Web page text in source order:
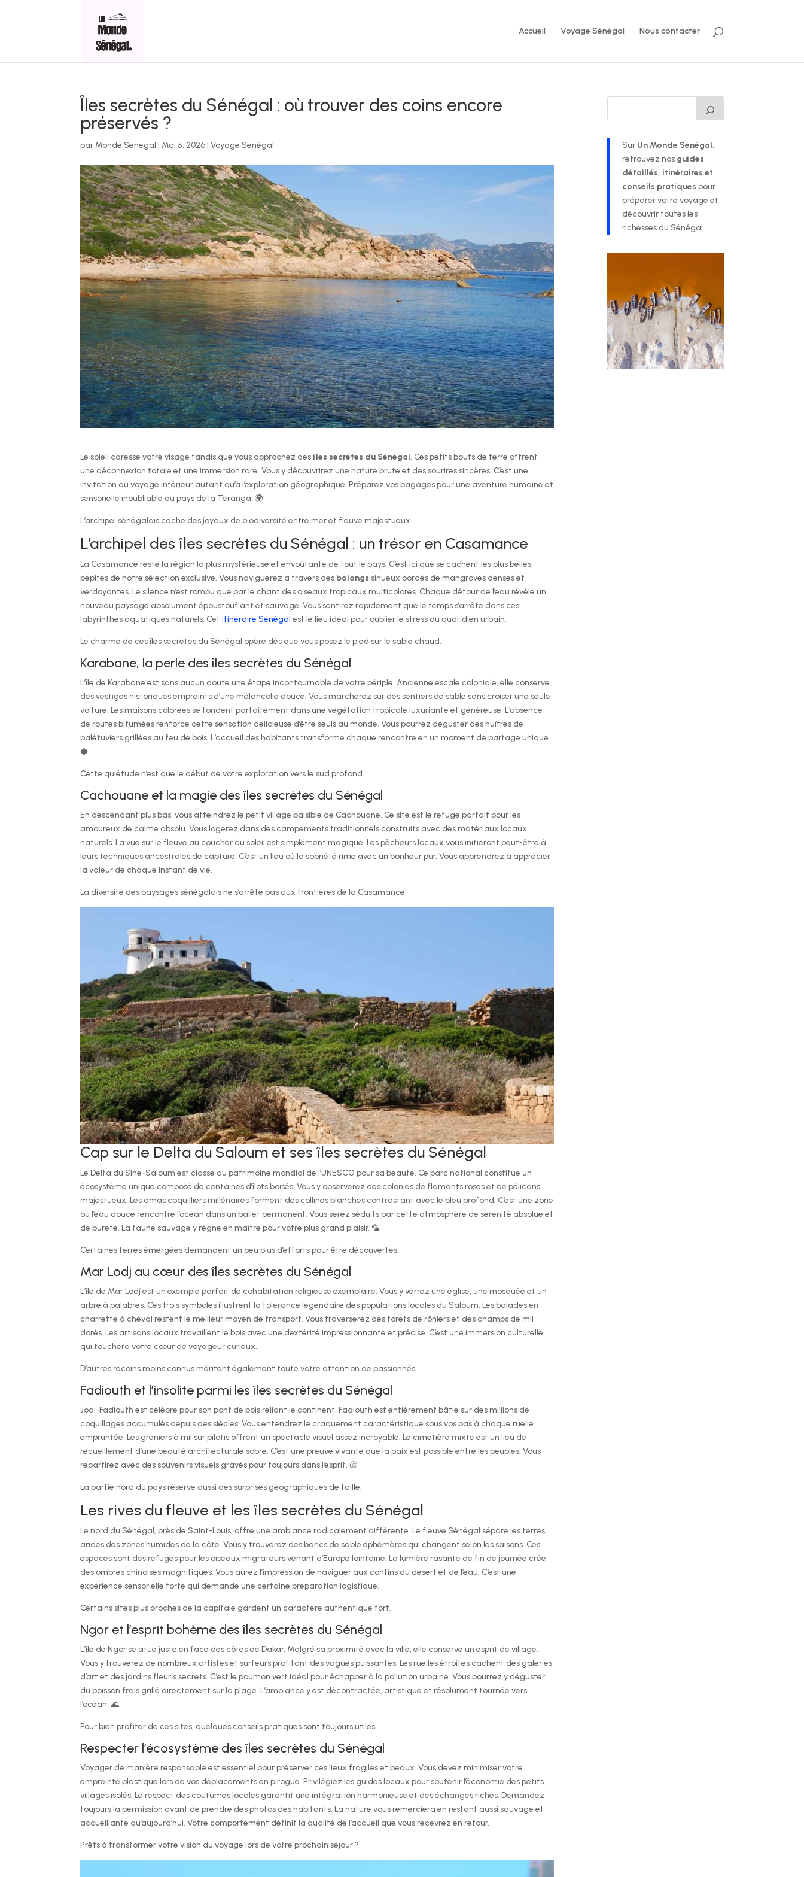
Accueil Voyage Sénégal Nous contacter
Îles secrètes du Sénégal : où trouver des coins encore
préservés ?
par Monde Senegal | Mai 5, 2026|Voyage Sénégal
Le soleil caresse votre visage tandis que vous approchez desîles secrètes du Sénégal. Ces petits bouts de terre offrent
une déconnexion totale et une immersion rare. Vous y découvrirez une nature brute et des sourires sincères. C’est une
invitation au voyage intérieur autant qu’à l’exploration géographique. Préparez vos bagages pour une aventure humaine et
sensorielle inoubliable au pays de la Teranga. 🌍
L’archipel sénégalais cache des joyaux de biodiversité entre mer et fleuve majestueux.
L’archipel des îles secrètes du Sénégal : un trésor en Casamance
La Casamance reste la région la plus mystérieuse et envoûtante de tout le pays. C’est ici que se cachent les plus belles
pépites de notre sélection exclusive. Vous naviguerez à travers des bolongs sinueux bordés de mangroves denses et
verdoyantes. Le silence n’est rompu que par le chant des oiseaux tropicaux multicolores. Chaque détour de l’eau révèle un
nouveau paysage absolument époustouflant et sauvage. Vous sentirez rapidement que le temps s’arrête dans ces
labyrinthes aquatiques naturels. Cetitinéraire Sénégal est le lieu idéal pour oublier le stress du quotidien urbain.
Le charme de ces îles secrètes du Sénégal opère dès que vous posez le pied sur le sable chaud.
Karabane, la perle des îles secrètes du Sénégal
L’île de Karabane est sans aucun doute une étape incontournable de votre périple. Ancienne escale coloniale, elle conserve
des vestiges historiques empreints d’une mélancolie douce. Vous marcherez sur des sentiers de sable sans croiser une seule
voiture. Les maisons colorées se fondent parfaitement dans une végétation tropicale luxuriante et généreuse. L’absence
de routes bitumées renforce cette sensation délicieuse d’être seuls au monde. Vous pourrez déguster des huîtres de
palétuviers grillées au feu de bois. L’accueil des habitants transforme chaque rencontre en un moment de partage unique.
🥥
Cette quiétude n’est que le début de votre exploration vers le sud profond.
Cachouane et la magie des îles secrètes du Sénégal
En descendant plus bas, vous atteindrez le petit village paisible de Cachouane. Ce site est le refuge parfait pour les
amoureux de calme absolu. Vous logerez dans des campements traditionnels construits avec des matériaux locaux
naturels. La vue sur le fleuve au coucher du soleil est simplement magique. Les pêcheurs locaux vous initieront peut-être à
leurs techniques ancestrales de capture. C’est un lieu où la sobriété rime avec un bonheur pur. Vous apprendrez à apprécier
la valeur de chaque instant de vie.
La diversité des paysages sénégalais ne s’arrête pas aux frontières de la Casamance.
Cap sur le Delta du Saloum et ses îles secrètes du Sénégal
Le Delta du Sine-Saloum est classé au patrimoine mondial de l’UNESCO pour sa beauté. Ce parc national constitue un
écosystème unique composé de centaines d’îlots boisés. Vous y observerez des colonies de flamants roses et de pélicans
majestueux. Les amas coquilliers millénaires forment des collines blanches contrastant avec le bleu profond. C’est une zone
où l’eau douce rencontre l’océan dans un ballet permanent. Vous serez séduits par cette atmosphère de sérénité absolue et
de pureté. La faune sauvage y règne en maître pour votre plus grand plaisir. 🦜
Certaines terres émergées demandent un peu plus d’efforts pour être découvertes.
Mar Lodj au cœur des îles secrètes du Sénégal
L’île de Mar Lodj est un exemple parfait de cohabitation religieuse exemplaire. Vous y verrez une église, une mosquée et un
arbre à palabres. Ces trois symboles illustrent la tolérance légendaire des populations locales du Saloum. Les balades en
charrette à cheval restent le meilleur moyen de transport. Vous traverserez des forêts de rôniers et des champs de mil
dorés. Les artisans locaux travaillent le bois avec une dextérité impressionnante et précise. C’est une immersion culturelle
qui touchera votre cœur de voyageur curieux.
D’autres recoins moins connus méritent également toute votre attention de passionnés.
Fadiouth et l’insolite parmi les îles secrètes du Sénégal
Joal-Fadiouth est célèbre pour son pont de bois reliant le continent. Fadiouth est entièrement bâtie sur des millions de
coquillages accumulés depuis des siècles. Vous entendrez le craquement caractéristique sous vos pas à chaque ruelle
empruntée. Les greniers à mil sur pilotis offrent un spectacle visuel assez incroyable. Le cimetière mixte est un lieu de
recueillement d’une beauté architecturale sobre. C’est une preuve vivante que la paix est possible entre les peuples. Vous
repartirez avec des souvenirs visuels gravés pour toujours dans l’esprit. 🐚
La partie nord du pays réserve aussi des surprises géographiques de taille.
Les rives du fleuve et les îles secrètes du Sénégal
Le nord du Sénégal, près de Saint-Louis, offre une ambiance radicalement différente. Le fleuve Sénégal sépare les terres
arides des zones humides de la côte. Vous y trouverez des bancs de sable éphémères qui changent selon les saisons. Ces
espaces sont des refuges pour les oiseaux migrateurs venant d’Europe lointaine. La lumière rasante de fin de journée crée
des ombres chinoises magnifiques. Vous aurez l’impression de naviguer aux confins du désert et de l’eau. C’est une
expérience sensorielle forte qui demande une certaine préparation logistique.
Certains sites plus proches de la capitale gardent un caractère authentique fort.
Ngor et l’esprit bohème des îles secrètes du Sénégal
L’île de Ngor se situe juste en face des côtes de Dakar. Malgré sa proximité avec la ville, elle conserve un esprit de village.
Vous y trouverez de nombreux artistes et surfeurs profitant des vagues puissantes. Les ruelles étroites cachent des galeries
d’art et des jardins fleuris secrets. C’est le poumon vert idéal pour échapper à la pollution urbaine. Vous pourrez y déguster
du poisson frais grillé directement sur la plage. L’ambiance y est décontractée, artistique et résolument tournée vers
l’océan. 🌊
Pour bien profiter de ces sites, quelques conseils pratiques sont toujours utiles.
Respecter l’écosystème des îles secrètes du Sénégal
Voyager de manière responsable est essentiel pour préserver ces lieux fragiles et beaux. Vous devez minimiser votre
empreinte plastique lors de vos déplacements en pirogue. Privilégiez les guides locaux pour soutenir l’économie des petits
villages isolés. Le respect des coutumes locales garantit une intégration harmonieuse et des échanges riches. Demandez
toujours la permission avant de prendre des photos des habitants. La nature vous remerciera en restant aussi sauvage et
accueillante qu’aujourd’hui. Votre comportement définit la qualité de l’accueil que vous recevrez en retour.
Prêts à transformer votre vision du voyage lors de votre prochain séjour ?
Sur Un Monde Sénégal,
retrouvez nos guides
détaillés, itinéraires et
conseils pratiques pour
préparer votre voyage et
découvrir toutes les
richesses du Sénégal.